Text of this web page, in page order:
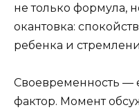
не только формула,
окантовка:
ребенка и
Своевременность —
фактор. Момент